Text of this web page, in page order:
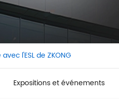
l'ESL de ZKONG
Expositions et événements